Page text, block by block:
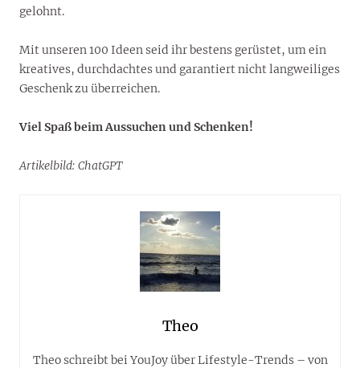
gelohnt.
Mit unseren 100 Ideen seid ihr bestens gerüstet, um ein
kreatives, durchdachtes und garantiert nicht langweiliges
Geschenk zu überreichen.
Viel Spaß beim Aussuchen und Schenken!
Artikelbild: ChatGPT
Theo
Theo schreibt bei YouJoy über Lifestyle-Trends – von